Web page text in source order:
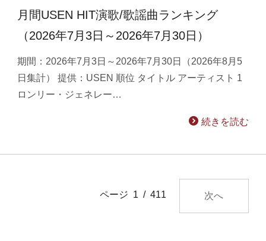
月間USEN HIT演歌/歌謡曲ランキング
（2026年7月3日～2026年7月30日）
期間：2026年7月3日～2026年7月30日（2026年8月5
日集計） 提供：USEN 順位 タイトル アーティスト 1
ロンリー・ジェネレー…
続きを読む
ページ 1 / 411 次へ